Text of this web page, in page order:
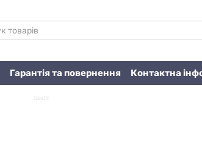
Гарантія та повернення Контактна